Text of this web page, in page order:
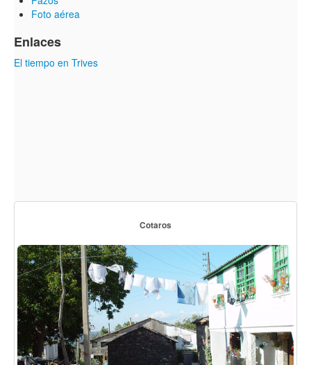
Foto aérea
Enlaces
El tiempo en Trives
Cotaros